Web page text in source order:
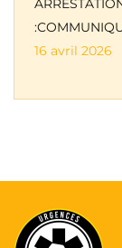
16 avril 2026